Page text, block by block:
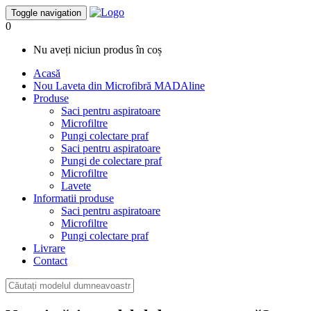
Toggle navigation
0
Nu aveți niciun produs în coș
Acasă
Nou Laveta din Microfibră MADAline
Produse
Saci pentru aspiratoare
Microfiltre
Pungi colectare praf
Saci pentru aspiratoare
Pungi de colectare praf
Microfiltre
Lavete
Informatii produse
Saci pentru aspiratoare
Microfiltre
Pungi colectare praf
Livrare
Contact